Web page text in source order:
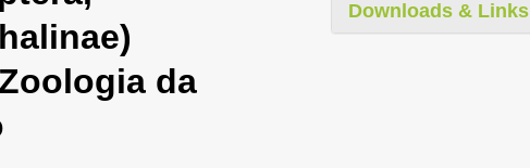
da
Downloads & Links